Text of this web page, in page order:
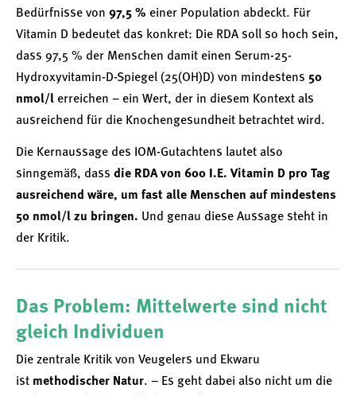
Bedürfnisse von 97,5 % einer Population abdeckt. Für
Vitamin D bedeutet das konkret: Die RDA soll so hoch sein,
dass 97,5 % der Menschen damit einen Serum-25-
Hydroxyvitamin-D-Spiegel (25(OH)D) von mindestens 50
nmol/l erreichen – ein Wert, der in diesem Kontext als
ausreichend für die Knochengesundheit betrachtet wird.
Die Kernaussage des IOM-Gutachtens lautet also
sinngemäß, dass die RDA von 600 I.E. Vitamin D pro Tag
ausreichend wäre, um fast alle Menschen auf mindestens
50 nmol/l zu bringen. Und genau diese Aussage steht in
der Kritik.
Das Problem: Mittelwerte sind nicht
gleich Individuen
Die zentrale Kritik von Veugelers und Ekwaru
ist methodischer Natur. – Es geht dabei also nicht um die